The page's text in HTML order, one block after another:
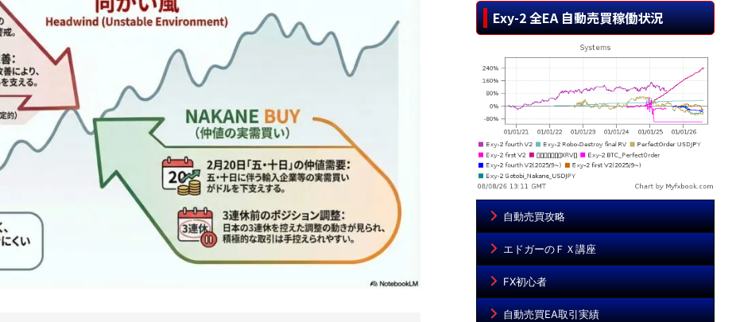
Exy-2 全EA 自動売買稼働状況
自動売買攻略
エドガーのＦＸ講座
FX初心者
自動売買EA取引実績